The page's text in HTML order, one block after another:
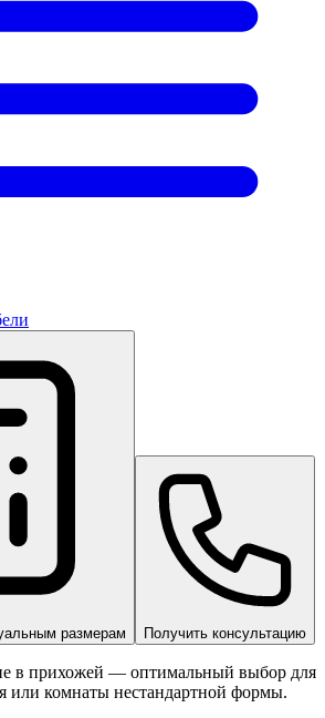
размерам Получить консультацию
в прихожей — оптимальный выбор для
или комнаты нестандартной формы.